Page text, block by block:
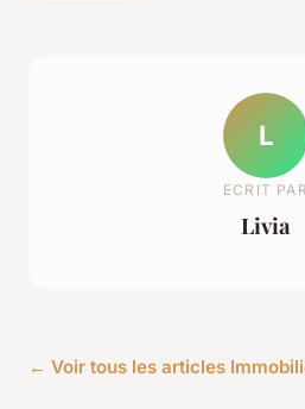
L
ECRIT PAR
Livia
← Voir tous les articles